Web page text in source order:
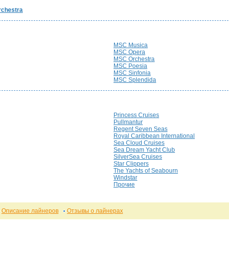
MSC Musica
MSC Opera
MSC Orchestra
MSC Poesia
MSC Sinfonia
MSC Splendida
Princess Cruises
Pullmantur
Regent Seven Seas
Royal Caribbean International
Sea Cloud Cruises
Sea Dream Yacht Club
SilverSea Cruises
Star Clippers
The Yachts of Seabourn
Windstar
Прочие
Описание лайнеров Отзывы о лайнерах